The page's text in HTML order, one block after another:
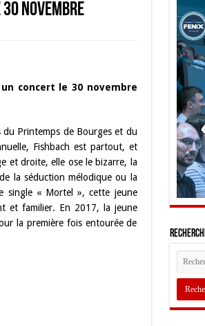
novembre
concert le 30 novembre
du Printemps de Bourges et du
Fishbach est partout, et
et droite, elle ose le bizarre, la
la séduction mélodique ou la
single « Mortel », cette jeune
et familier. En 2017, la jeune
la première fois entourée de